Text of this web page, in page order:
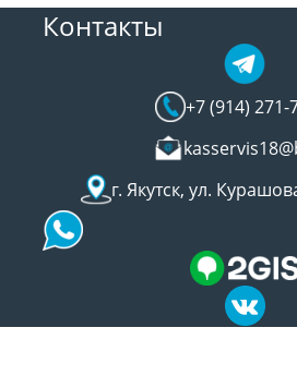
Контакты
+7 (914) 271-
г. Якутск, ул.